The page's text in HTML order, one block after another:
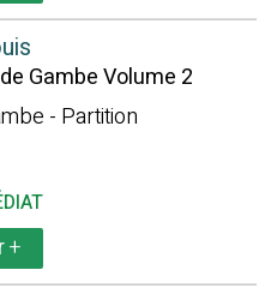
Gambe Volume 2
- Partition
+